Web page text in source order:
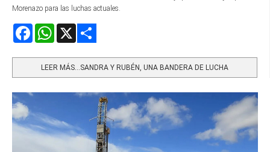
Morenazo para las luchas actuales.
FacebookWhatsApp
LEER MÁS…SANDRA Y RUBÉN, UNA BANDERA DE LUCHA